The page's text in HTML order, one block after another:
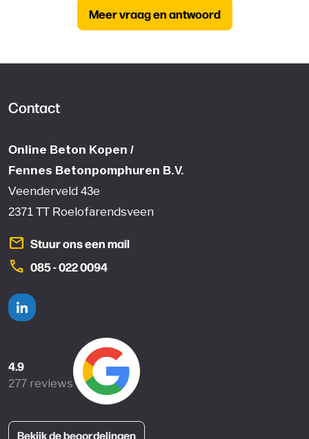
Meer vraag en antwoord
Contact
Online Beton Kopen /
Fennes Betonpomphuren B.V.
Veenderveld 43e
2371 TT Roelofarendsveen
mail Stuur ons een mail
phone 085 - 022 0094
Linkedin
4.9
277 reviews
Bekijk de beoordelingen